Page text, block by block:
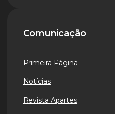
Comunicação
Primeira Página
Notícias
Revista Apartes